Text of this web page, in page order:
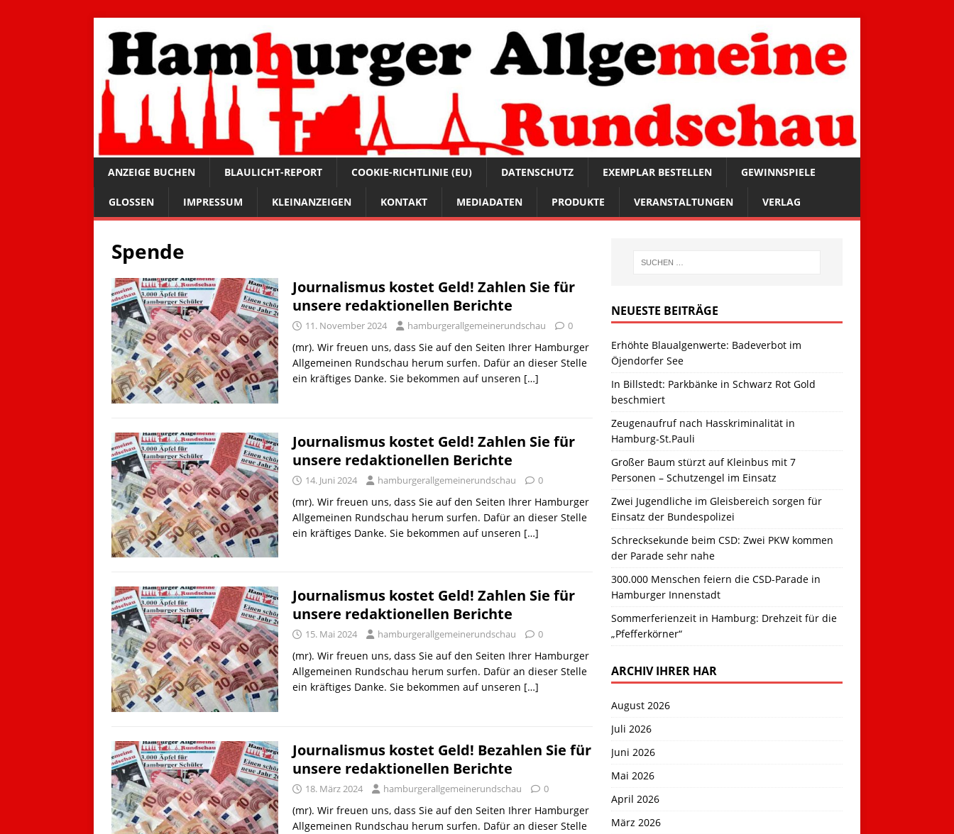
ANZEIGE BUCHEN BLAULICHT-REPORT COOKIE-RICHTLINIE (EU) DATENSCHUTZ EXEMPLAR BESTELLEN GEWINNSPIELE
GLOSSEN IMPRESSUM KLEINANZEIGEN KONTAKT MEDIADATEN PRODUKTE VERANSTALTUNGEN VERLAG
Spende
Journalismus kostet Geld! Zahlen Sie für
unsere redaktionellen Berichte
11. November 2024 hamburgerallgemeinerundschau 0
(mr). Wir freuen uns, dass Sie auf den Seiten Ihrer Hamburger
Allgemeinen Rundschau herum surfen. Dafür an dieser Stelle
ein kräftiges Danke. Sie bekommen auf unseren […]
Journalismus kostet Geld! Zahlen Sie für
unsere redaktionellen Berichte
14. Juni 2024 hamburgerallgemeinerundschau 0
(mr). Wir freuen uns, dass Sie auf den Seiten Ihrer Hamburger
Allgemeinen Rundschau herum surfen. Dafür an dieser Stelle
ein kräftiges Danke. Sie bekommen auf unseren […]
Journalismus kostet Geld! Zahlen Sie für
unsere redaktionellen Berichte
15. Mai 2024 hamburgerallgemeinerundschau 0
(mr). Wir freuen uns, dass Sie auf den Seiten Ihrer Hamburger
Allgemeinen Rundschau herum surfen. Dafür an dieser Stelle
ein kräftiges Danke. Sie bekommen auf unseren […]
Journalismus kostet Geld! Bezahlen Sie für
unsere redaktionellen Berichte
18. März 2024 hamburgerallgemeinerundschau 0
(mr). Wir freuen uns, dass Sie auf den Seiten Ihrer Hamburger
Allgemeinen Rundschau herum surfen. Dafür an dieser Stelle
NEUESTE BEITRÄGE
Erhöhte Blaualgenwerte: Badeverbot im
Öjendorfer See
In Billstedt: Parkbänke in Schwarz Rot Gold
beschmiert
Zeugenaufruf nach Hasskriminalität in
Hamburg-St.Pauli
Großer Baum stürzt auf Kleinbus mit 7
Personen – Schutzengel im Einsatz
Zwei Jugendliche im Gleisbereich sorgen für
Einsatz der Bundespolizei
Schrecksekunde beim CSD: Zwei PKW kommen
der Parade sehr nahe
300.000 Menschen feiern die CSD-Parade in
Hamburger Innenstadt
Sommerferienzeit in Hamburg: Drehzeit für die
„Pfefferkörner“
ARCHIV IHRER HAR
August 2026
Juli 2026
Juni 2026
Mai 2026
April 2026
März 2026